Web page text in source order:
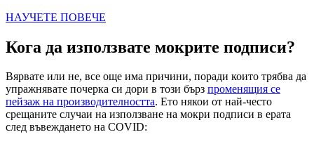
НАУЧЕТЕ ПОВЕЧЕ
Кога да използвате мокрите подписи?
Вярвате или не, все още има причини, поради които трябва да
упражнявате почерка си дори в този бърз променящия се
пейзаж на производителността. Ето някои от най-често
срещаните случаи на използване на мокри подписи в ерата
след въвеждането на COVID: